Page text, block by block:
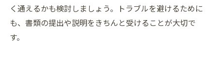
く通えるかも検討しましょう。トラブルを避けるために
も、書類の提出や説明をきちんと受けることが大切で
す。